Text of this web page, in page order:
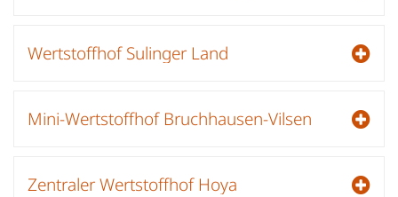
Wertstoffhof Sulinger Land
Mini-Wertstoffhof Bruchhausen-Vilsen
Zentraler Wertstoffhof Hoya